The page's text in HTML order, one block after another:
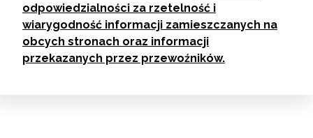
odpowiedzialności za rzetelność i
wiarygodność informacji zamieszczanych na
obcych stronach oraz informacji
przekazanych przez przewoźników.